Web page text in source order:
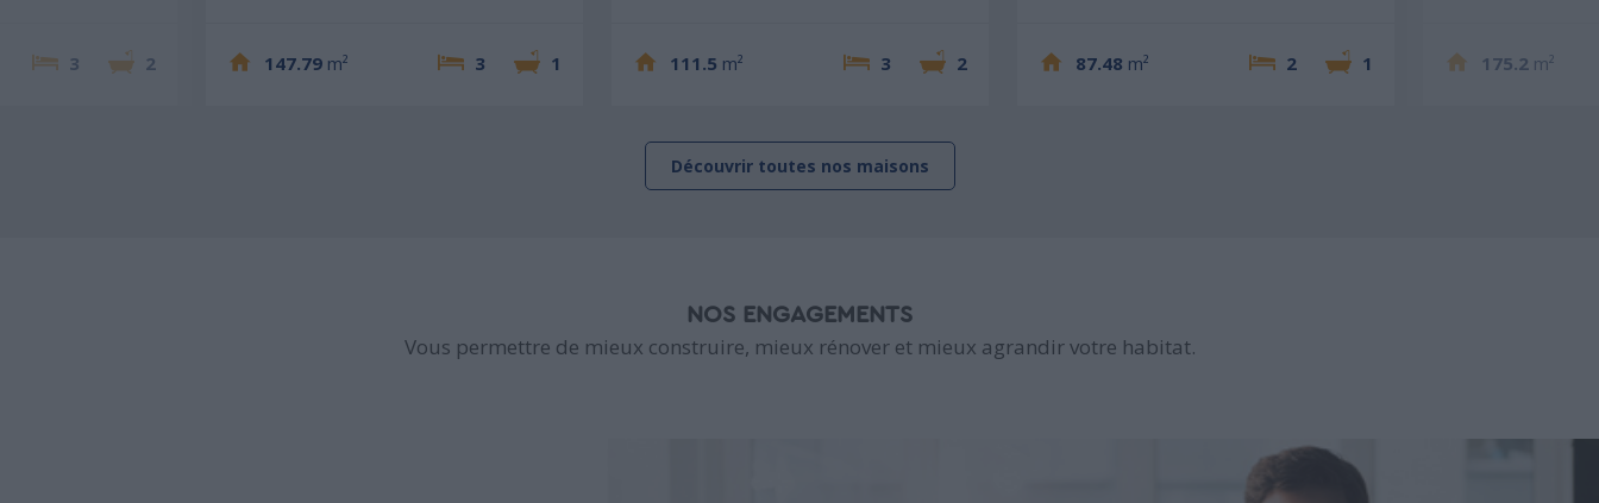
3 2 147.79 m² 3 1 111.5 m² 3 2 87.48 m² 2 1 175.2 m²
Découvrir toutes nos maisons
NOS ENGAGEMENTS
Vous permettre de mieux construire, mieux rénover et mieux agrandir votre habitat.